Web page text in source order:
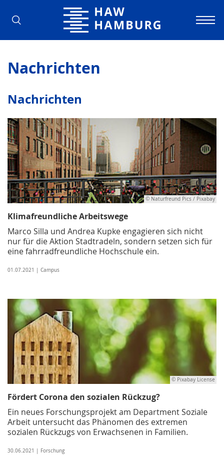
Hochschule für Angewandte
Nachrichten
Nachrichten
© Naturfreund Pics / Pixabay
Klimafreundliche Arbeitswege
Marco Silla und Andrea Kupke engagieren sich nicht
nur für die Aktion Stadtradeln, sondern setzen sich für
eine fahrradfreundliche Hochschule ein.
01.07.2021 | Campus
© Pixabay License
Fördert Corona den sozialen Rückzug?
Ein neues Forschungsprojekt am Department Soziale
Arbeit untersucht das Phänomen des extremen
sozialen Rückzugs von Erwachsenen in Familien.
30.06.2021 | Forschung